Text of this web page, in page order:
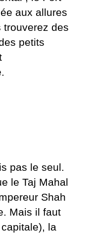
aux allures
des
petits
pas le seul.
le Taj Mahal
Shah
Mais il faut
la